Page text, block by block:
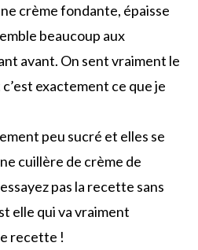
crème fondante, épaisse
beaucoup aux
avant. On sent vraiment le
exactement ce que je
peu sucré et elles se
cuillère de crème de
pas la recette sans
elle qui va vraiment
recette !